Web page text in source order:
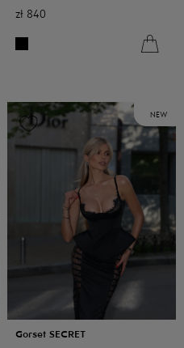
zł 840
Gorset SECRET
NEW